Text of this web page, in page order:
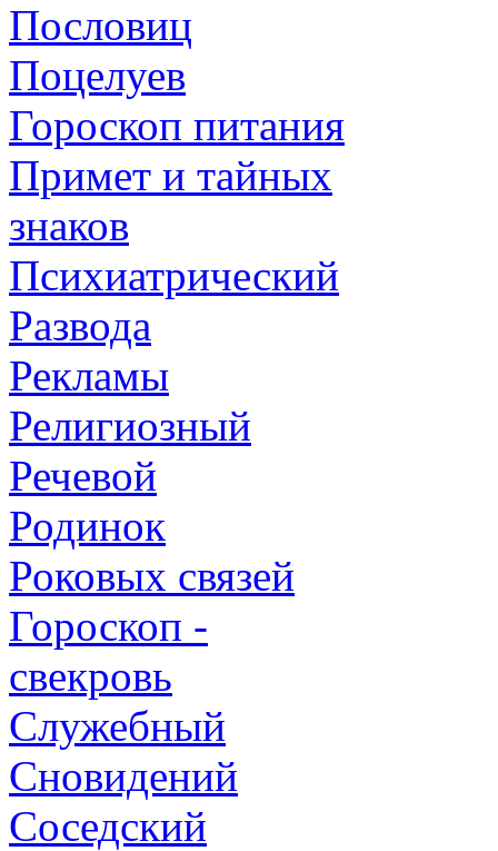
Пословиц
Поцелуев
Гороскоп питания
Примет и тайных
знаков
Психиатрический
Развода
Рекламы
Религиозный
Речевой
Родинок
Роковых связей
Гороскоп -
свекровь
Служебный
Сновидений
Соседский